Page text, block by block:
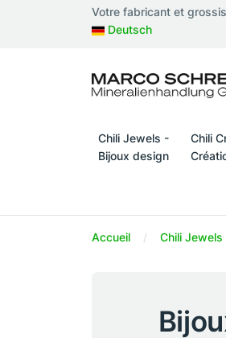
Votre fabricant et
Deutsch
Chili Jewels -
Bijoux design
Chili
Accueil Chili